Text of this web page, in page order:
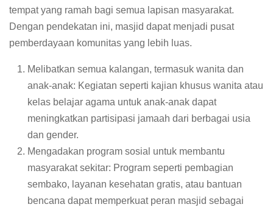
tempat yang ramah bagi semua lapisan masyarakat.
Dengan pendekatan ini, masjid dapat menjadi pusat
pemberdayaan komunitas yang lebih luas.
Melibatkan semua kalangan, termasuk wanita dan
anak-anak: Kegiatan seperti kajian khusus wanita atau
kelas belajar agama untuk anak-anak dapat
meningkatkan partisipasi jamaah dari berbagai usia
dan gender.
Mengadakan program sosial untuk membantu
masyarakat sekitar: Program seperti pembagian
sembako, layanan kesehatan gratis, atau bantuan
bencana dapat memperkuat peran masjid sebagai